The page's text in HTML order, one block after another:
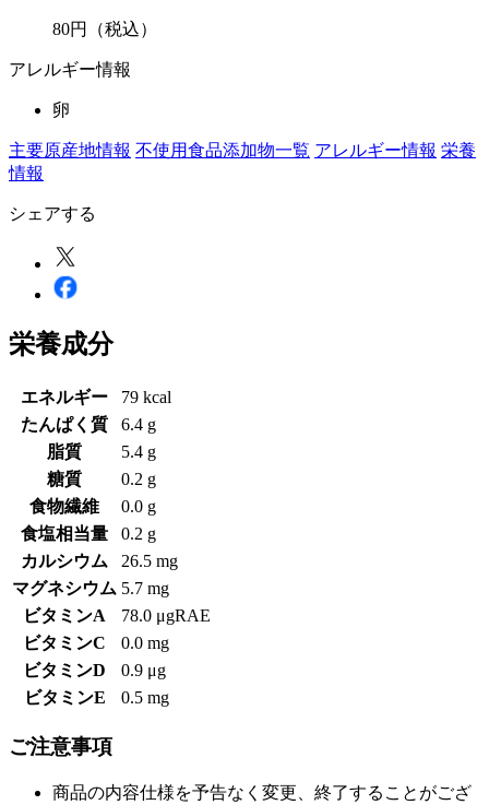
80円 （税込）
アレルギー情報
卵
主要原産地情報 不使用食品添加物一覧 アレルギー情報 栄養
情報
シェアする
栄養成分
エネルギー
79 kcal
たんぱく質
6.4 g
脂質
5.4 g
糖質
0.2 g
食物繊維
0.0 g
食塩相当量
0.2 g
カルシウム
26.5 mg
マグネシウム 5.7 mg
ビタミンA
78.0 μgRAE
ビタミンC
0.0 mg
ビタミンD
0.9 μg
ビタミンE
0.5 mg
ご注意事項
商品の内容仕様を予告なく変更、終了することがござ